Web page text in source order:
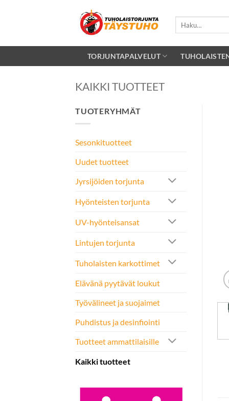
TORJUNTAPALVELUT
KAIKKI TUOTTEET
TUOTERYHMÄT
Sesonkituotteet
Uudet tuotteet
Jyrsijöiden torjunta
Hyönteisten torjunta
UV-hyönteisansat
Lintujen torjunta
Tuholaisten karkottimet
Elävänä pyytävät loukut
Työvälineet ja suojaimet
Puhdistus ja desinfiointi
Tuotteet ammattilaisille
Kaikki tuotteet